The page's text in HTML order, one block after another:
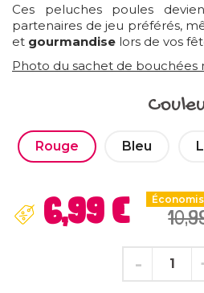
Ces peluches poules
partenaires de jeu préférés,
et gourmandise lors de vos
Photo du sachet de bouchées
Rouge Bleu
6,99 €